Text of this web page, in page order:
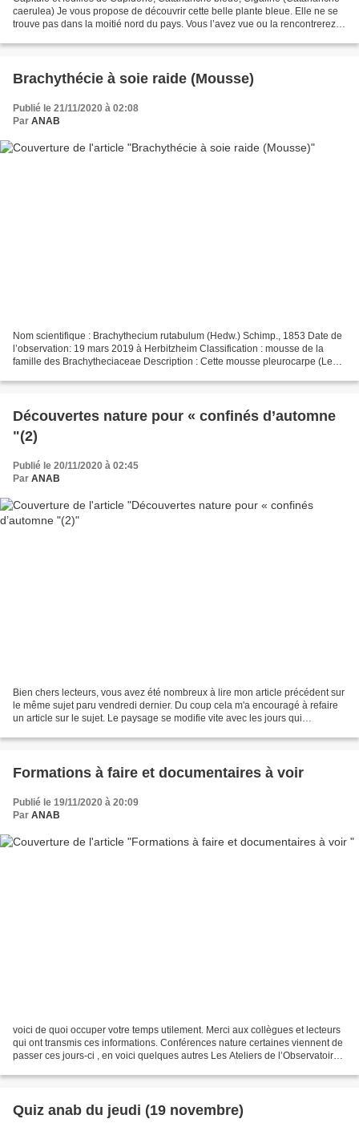
caerulea) Je vous propose de découvrir cette belle plante bleue. Elle ne se
trouve pas dans la moitié nord du pays. Vous l’avez vue ou la rencontrerez
Brachythécie à soie raide (Mousse)
Publié le 21/11/2020 à 02:08
Par ANAB
Nom scientifique : Brachythecium rutabulum (Hedw.) Schimp., 1853 Date de
l’observation: 19 mars 2019 à Herbitzheim Classification : mousse de la
famille des Brachytheciaceae Description : Cette mousse pleurocarpe (Les
Découvertes nature pour « confinés d’automne
"(2)
Publié le 20/11/2020 à 02:45
Par ANAB
Bien chers lecteurs, vous avez été nombreux à lire mon article précédent sur
le même sujet paru vendredi dernier. Du coup cela m'a encouragé à refaire
un article sur le sujet. Le paysage se modifie vite avec les jours qui
Formations à faire et documentaires à voir
Publié le 19/11/2020 à 20:09
Par ANAB
voici de quoi occuper votre temps utilement. Merci aux collègues et lecteurs
qui ont transmis ces informations. Conférences nature certaines viennent de
passer ces jours-ci , en voici quelques autres Les Ateliers de l’Observatoire
Quiz anab du jeudi (19 novembre)